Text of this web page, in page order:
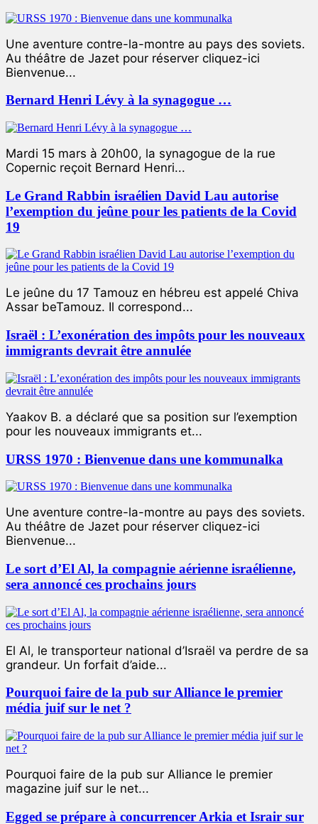
Une aventure contre-la-montre au pays des soviets.
Au théâtre de Jazet pour réserver cliquez-ici
Bienvenue...
Bernard Henri Lévy à la synagogue …
Mardi 15 mars à 20h00, la synagogue de la rue
Copernic reçoit Bernard Henri...
Le Grand Rabbin israélien David Lau autorise
l’exemption du jeûne pour les patients de la Covid
19
Le jeûne du 17 Tamouz en hébreu est appelé Chiva
Assar beTamouz. Il correspond...
Israël : L’exonération des impôts pour les nouveaux
immigrants devrait être annulée
Yaakov B. a déclaré que sa position sur l’exemption
pour les nouveaux immigrants et...
URSS 1970 : Bienvenue dans une kommunalka
Une aventure contre-la-montre au pays des soviets.
Au théâtre de Jazet pour réserver cliquez-ici
Bienvenue...
Le sort d’El Al, la compagnie aérienne israélienne,
sera annoncé ces prochains jours
El Al, le transporteur national d’Israël va perdre de sa
grandeur. Un forfait d’aide...
Pourquoi faire de la pub sur Alliance le premier
média juif sur le net ?
Pourquoi faire de la pub sur Alliance le premier
magazine juif sur le net...
Egged se prépare à concurrencer Arkia et Israir sur